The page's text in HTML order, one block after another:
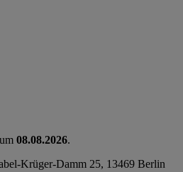
08.08.2026.
Krüger-Damm 25, 13469 Berlin